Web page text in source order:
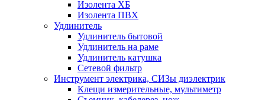
Изолента ХБ
Изолента ПВХ
Удлинитель
Удлинитель бытовой
Удлинитель на раме
Удлинитель катушка
Сетевой фильтр
Инструмент электрика, СИЗы диэлектрик
Клещи измерительные, мультиметр